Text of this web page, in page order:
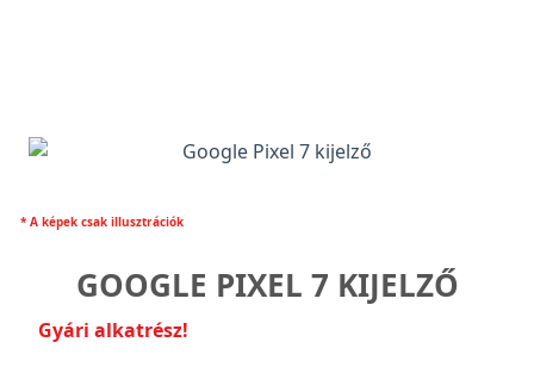
* A képek csak illusztrációk
GOOGLE PIXEL 7 KIJELZŐ
Gyári alkatrész!